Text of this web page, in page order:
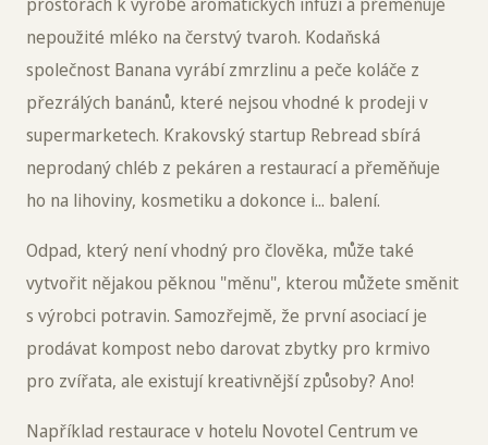
prostorách k výrobě aromatických infuzí a přeměňuje
nepoužité mléko na čerstvý tvaroh. Kodaňská
společnost Banana vyrábí zmrzlinu a peče koláče z
přezrálých banánů, které nejsou vhodné k prodeji v
supermarketech. Krakovský startup Rebread sbírá
neprodaný chléb z pekáren a restaurací a přeměňuje
ho na lihoviny, kosmetiku a dokonce i... balení.
Odpad, který není vhodný pro člověka, může také
vytvořit nějakou pěknou "měnu", kterou můžete směnit
s výrobci potravin. Samozřejmě, že první asociací je
prodávat kompost nebo darovat zbytky pro krmivo
pro zvířata, ale existují kreativnější způsoby? Ano!
Například restaurace v hotelu Novotel Centrum ve